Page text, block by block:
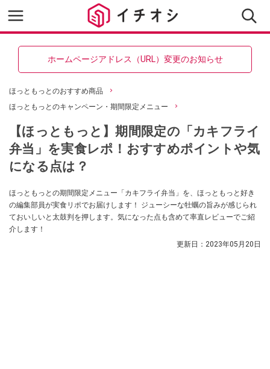
ホームページアドレス（URL）変更のお知らせ
ほっともっとのおすすめ商品
ほっともっとのキャンペーン・期間限定メニュー
【ほっともっと】期間限定の「カキフライ
弁当」を実食レポ！おすすめポイントや気
になる点は？
ほっともっとの期間限定メニュー「カキフライ弁当」を、ほっともっと好き
の編集部員が実食リポでお届けします！ ジューシーな牡蠣の旨みが感じられ
ておいしいと太鼓判を押します。気になった点も含めて率直レビューでご紹
介します！
更新日： 2023年05月20日